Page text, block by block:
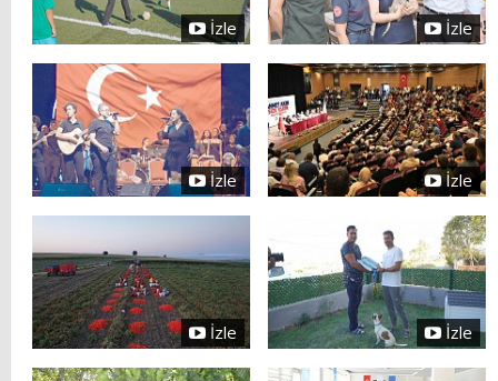
İzle İzle
İzle İzle
İzle İzle